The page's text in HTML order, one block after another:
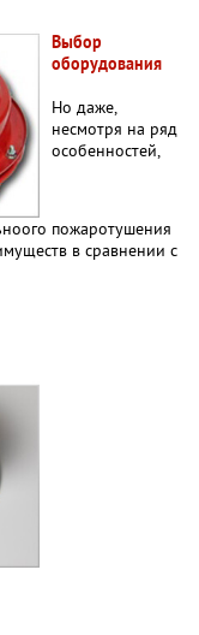
Выбор
оборудования
Но даже,
несмотря на ряд
особенностей,
пожаротушения
в сравнении с